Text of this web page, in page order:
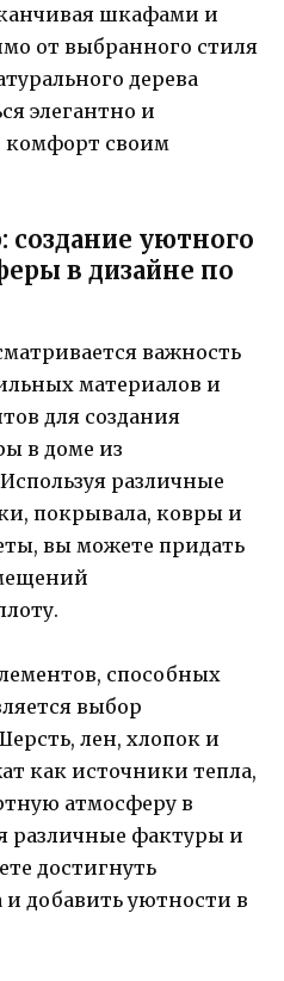
шкафами и
от выбранного стиля
дерева
элегантно и
комфорт своим
создание уютного
в дизайне по
важность
материалов и
для создания
в доме из
различные
покрывала, ковры и
вы можете придать
способных
выбор
лен, хлопок и
как источники тепла,
атмосферу в
различные фактуры и
достигнуть
добавить уютности в